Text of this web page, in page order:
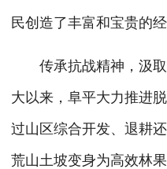
民创造了丰富和宝贵的
传承抗战精神，汲取
大以来，阜平大力推进
过山区综合开发、退耕
荒山土坡变身为高效林果